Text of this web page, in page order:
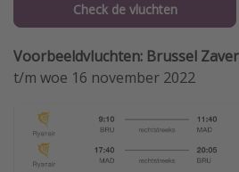
Check de vluchten
Voorbeeldvluchten: Brussel
t/m woe 16 november 2022